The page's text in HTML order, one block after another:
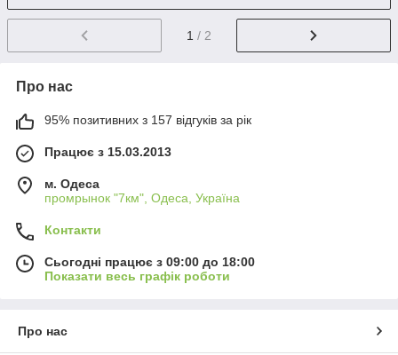
1 / 2
Про нас
95% позитивних з 157 відгуків за рік
Працює з 15.03.2013
м. Одеса
промрынок "7км", Одеса, Україна
Контакти
Сьогодні працює з 09:00 до 18:00
Показати весь графік роботи
Про нас